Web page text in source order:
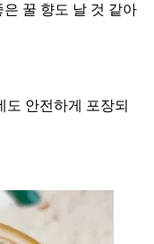
꿀 향도 날 것 같아
도 안전하게 포장되